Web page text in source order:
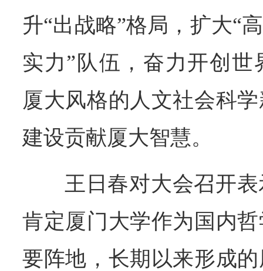
升“出战略”格局，扩大“
实力”队伍，奋力开创
厦大风格的人文社会科
建设贡献厦大智慧。
王日春对大会召开
肯定厦门大学作为国内
要阵地，长期以来形成